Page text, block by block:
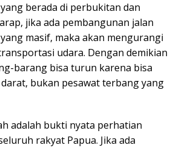
berada di perbukitan dan
jika ada pembangunan jalan
masif, maka akan mengurangi
udara. Dengan demikian
barang bisa turun karena bisa
bukan pesawat terbang yang
adalah bukti nyata perhatian
rakyat Papua. Jika ada